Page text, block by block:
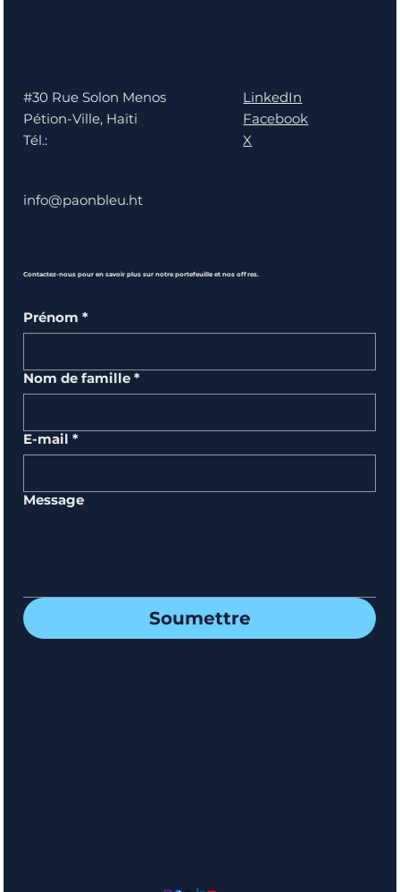
Contactez-nous pour en savoir plus sur notre portefeuille et nos offres.
Prénom *
Nom de famille *
E-mail *
Message
Soumettre
info@paonbleu.ht
LinkedIn
Facebook
X
#30 Rue Solon Menos
Pétion-Ville, Haïti
Tél.: